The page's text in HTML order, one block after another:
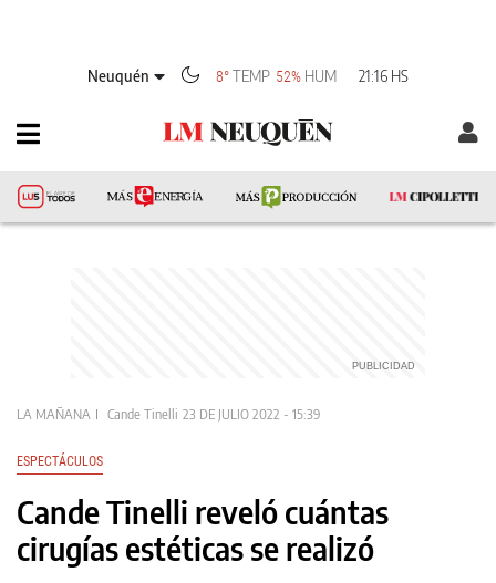
Neuquén 8° TEMP 52% HUM 21:16 HS
LA MAÑANA Cande Tinelli 23 DE JULIO 2022 - 15:39
ESPECTÁCULOS
Cande Tinelli reveló cuántas
cirugías estéticas se realizó